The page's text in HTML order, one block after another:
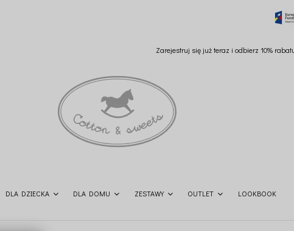
Zarejestruj się już teraz i odbierz 10%
DLA DZIECKA DLA DOMU ZESTAWY OUTLET LOOKBOOK